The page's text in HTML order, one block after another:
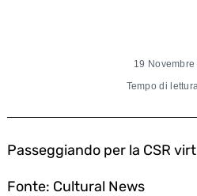
19
Tempo di
Passeggiando per la CSR
Fonte: Cultural News